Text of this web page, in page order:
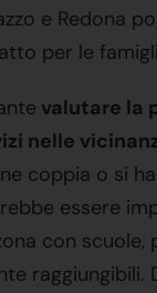
e Redona
per le
valutare la
nelle
coppia o si
essere
con
raggiungibili.